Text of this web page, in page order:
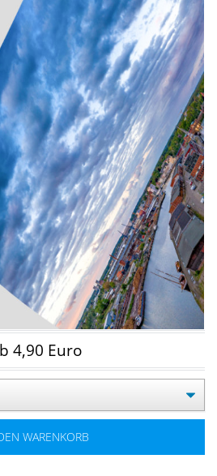
4,90 Euro
WARENKORB